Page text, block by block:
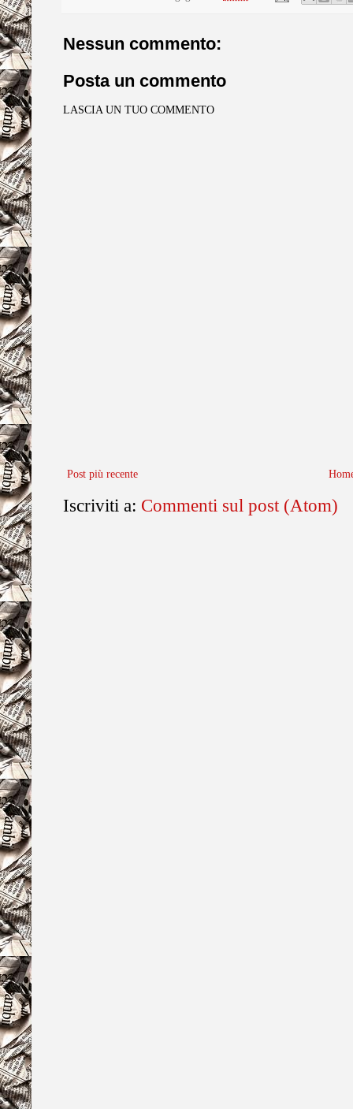
Nessun commento:
Posta un commento
LASCIA UN TUO COMMENTO
Post più recente
Iscriviti a: Commenti sul post (Atom)